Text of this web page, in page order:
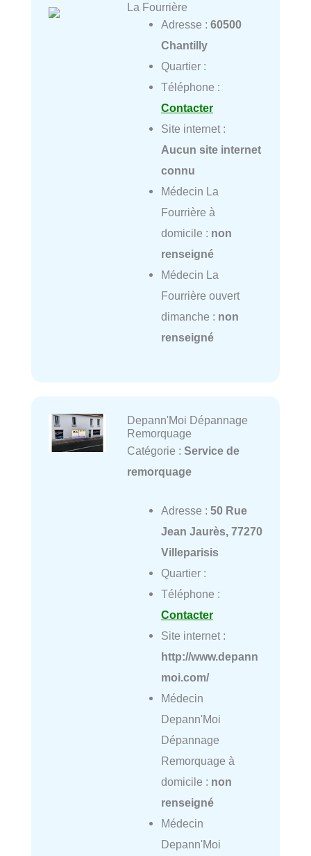
La Fourrière
Adresse : 60500
Chantilly
Quartier :
Téléphone :
Contacter
Site internet :
Aucun site internet
connu
Médecin La
Fourrière à
domicile : non
renseigné
Médecin La
Fourrière ouvert
dimanche : non
renseigné
Depann'Moi Dépannage
Remorquage
Catégorie : Service de
remorquage
Adresse : 50 Rue
Jean Jaurès, 77270
Villeparisis
Quartier :
Téléphone :
Contacter
Site internet :
http://www.depann
moi.com/
Médecin
Depann'Moi
Dépannage
Remorquage à
domicile : non
renseigné
Médecin
Depann'Moi